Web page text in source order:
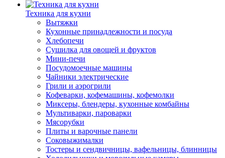
Техника для кухни
Вытяжки
Кухонные принадлежности и посуда
Хлебопечи
Сушилка для овощей и фруктов
Мини-печи
Посудомоечные машины
Чайники электрические
Грили и аэрогрили
Кофеварки, кофемашины, кофемолки
Миксеры, блендеры, кухонные комбайны
Мультиварки, пароварки
Мясорубки
Плиты и варочные панели
Соковыжималки
Тостеры и сендвичницы, вафельницы, блинницы